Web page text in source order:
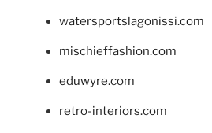
watersportslagonissi.com
mischieffashion.com
eduwyre.com
retro-interiors.com